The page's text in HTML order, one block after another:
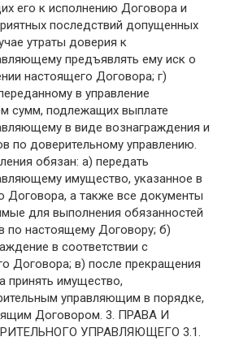
его к исполнению Договора и
последствий допущенных
утраты доверия к
предъявлять ему иск о
настоящего Договора; г)
в управление
сумм, подлежащих выплате
в виде вознаграждения и
по доверительному управлению.
обязан: а) передать
имущество, указанное в
Договора, а также все документы
для выполнения обязанностей
по настоящему Договору; б)
в соответствии с
Договора; в) после прекращения
принять имущество,
управляющим в порядке,
Договором. 3. ПРАВА И
УПРАВЛЯЮЩЕГО 3.1.